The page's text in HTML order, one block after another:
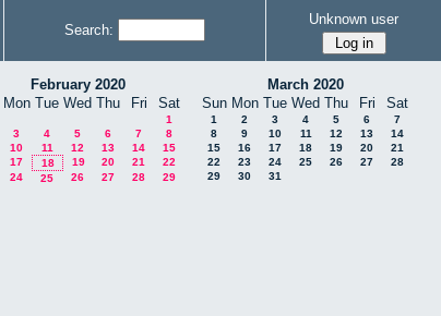
Search:
Unknown user
February 2020
Mon Tue Wed Thu Fri Sat
1
3 4 5 6 7
8
10 11 12 13 14
15
17 18 19 20 21
22
24 25 26 27 28 29
March 2020
Sun Mon Tue Wed Thu Fri Sat
1 2 3 4 5 6
7
8
9 10 11 12 13
14
15
16 17 18 19 20
21
22
23 24 25 26 27
28
29
30 31